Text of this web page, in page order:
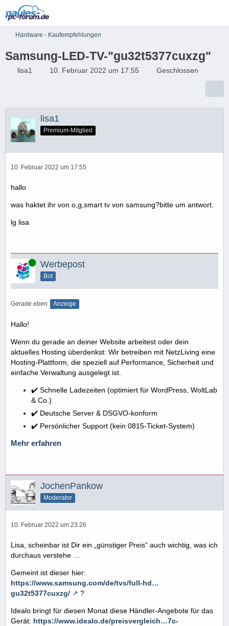
Hardware - Kaufempfehlungen
Samsung-LED-TV-"gu32t5377cuxzg"
lisa1 10. Februar 2022 um 17:55 Geschlossen
lisa1
Premium-Mitglied
10. Februar 2022 um 17:55
hallo
was haktet ihr von o,g,smart tv von samsung?bitte um antwort.
lg lisa
Online Werbepost
Bot
Gerade eben Anzeige
Hallo!
Wenn du gerade an deiner Website arbeitest oder dein
aktuelles Hosting überdenkst: Wir betreiben mit NetzLiving eine
Hosting-Plattform, die speziell auf Performance, Sicherheit und
einfache Verwaltung ausgelegt ist.
✔️ Schnelle Ladezeiten (optimiert für WordPress, WoltLab
& Co.)
✔️ Deutsche Server & DSGVO-konform
✔️ Persönlicher Support (kein 0815-Ticket-System)
Mehr erfahren
JochenPankow
Moderator
10. Februar 2022 um 23:26
Lisa, scheinbar ist Dir ein „günstiger Preis“ auch wichtig, was ich
durchaus verstehe …
Gemeint ist dieser hier:
https://www.samsung.com/de/tvs/full-hd…
gu32t5377cuxzg/
?
Idealo bringt für diesen Monat diese Händler-Angebote für das
Gerät: https://www.idealo.de/preisvergleich…7c-